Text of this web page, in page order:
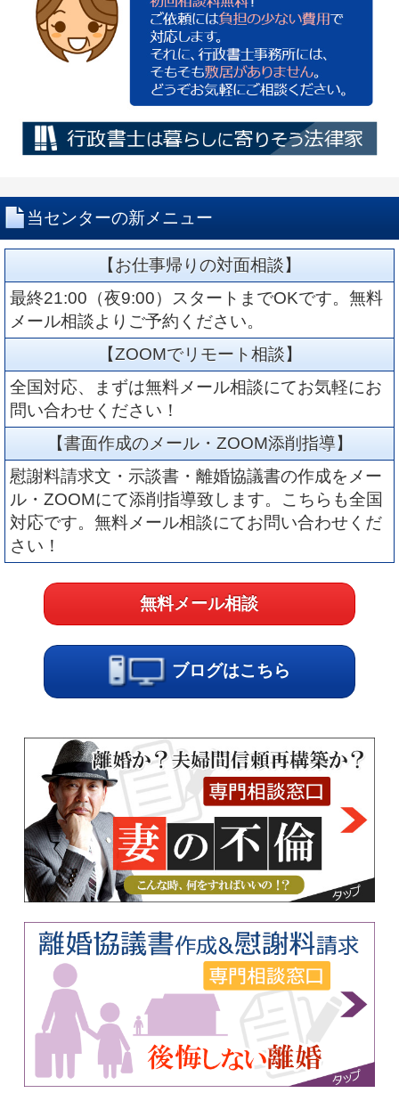
当センターの新メニュー
【お仕事帰りの対面相談】
最終21:00（夜9:00）スタートまでOKです。無料
メール相談よりご予約ください。
【ZOOMでリモート相談】
全国対応、まずは無料メール相談にてお気軽にお
問い合わせください！
【書面作成のメール・ZOOM添削指導】
慰謝料請求文・示談書・離婚協議書の作成をメー
ル・ZOOMにて添削指導致します。こちらも全国
対応です。無料メール相談にてお問い合わせくだ
さい！
無料メール相談
ブログはこちら